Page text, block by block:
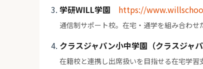
学研WILL学園 https://
通信制サポート校。在宅・通学を組み合わせ
クラスジャパン小中学園（クラスジャ
在籍校と連携し出席扱いを目指せる在宅学習